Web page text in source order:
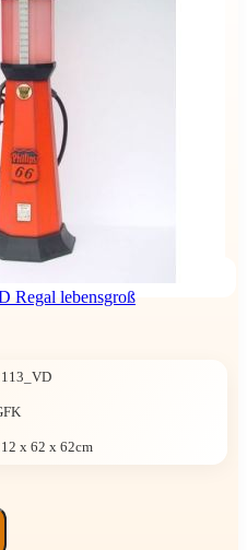
Regal lebensgroß
x 62 x 62cm